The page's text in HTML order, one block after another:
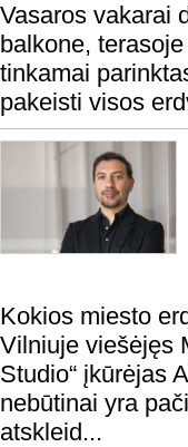
Vasaros vakarai
balkone,
tinkamai
pakeisti visos
Kokios miesto
Vilniuje viešėjęs
Studio“ įkūrėjas
nebūtinai yra
atskleid...